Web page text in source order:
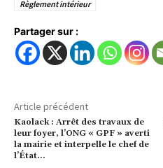
Règlement intérieur
Partager sur :
Article précédent
Kaolack : Arrêt des travaux de
leur foyer, l’ONG « GPF » averti
la mairie et interpelle le chef de
l’État…